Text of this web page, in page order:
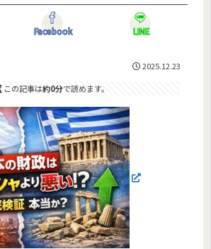
Facebook LINE
2025.12.23
この記事は約0分で読めます。